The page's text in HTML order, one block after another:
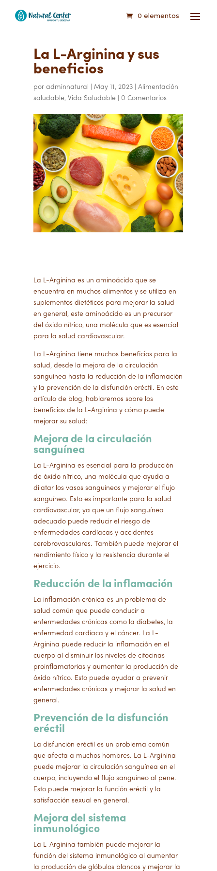
0 elementos
La L-Arginina y sus
beneficios
por adminnatural May 11, 2023| Alimentación
saludable, Vida Saludable 0 Comentarios
La L-Arginina es un aminoácido que se
encuentra en muchos alimentos y se utiliza en
suplementos dietéticos para mejorar la salud
en general, este aminoácido es un precursor
del óxido nítrico, una molécula que es esencial
para la salud cardiovascular.
La L-Arginina tiene muchos beneficios para la
salud, desde la mejora de la circulación
sanguínea hasta la reducción de la inflamación
y la prevención de la disfunción eréctil. En este
artículo de blog, hablaremos sobre los
beneficios de la L-Arginina y cómo puede
mejorar su salud:
Mejora de la circulación
sanguínea
La L-Arginina es esencial para la producción
de óxido nítrico, una molécula que ayuda a
dilatar los vasos sanguíneos y mejorar el flujo
sanguíneo. Esto es importante para la salud
cardiovascular, ya que un flujo sanguíneo
adecuado puede reducir el riesgo de
enfermedades cardíacas y accidentes
cerebrovasculares. También puede mejorar el
rendimiento físico y la resistencia durante el
ejercicio.
Reducción de la inflamación
La inflamación crónica es un problema de
salud común que puede conducir a
enfermedades crónicas como la diabetes, la
enfermedad cardíaca y el cáncer. La L-
Arginina puede reducir la inflamación en el
cuerpo al disminuir los niveles de citocinas
proinflamatorias y aumentar la producción de
óxido nítrico. Esto puede ayudar a prevenir
enfermedades crónicas y mejorar la salud en
general.
Prevención de la disfunción
eréctil
La disfunción eréctil es un problema común
que afecta a muchos hombres. La L-Arginina
puede mejorar la circulación sanguínea en el
cuerpo, incluyendo el flujo sanguíneo al pene.
Esto puede mejorar la función eréctil y la
satisfacción sexual en general.
Mejora del sistema
inmunológico
La L-Arginina también puede mejorar la
función del sistema inmunológico al aumentar
la producción de glóbulos blancos y mejorar la